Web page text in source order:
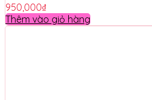
950,000₫
Thêm vào giỏ hàng